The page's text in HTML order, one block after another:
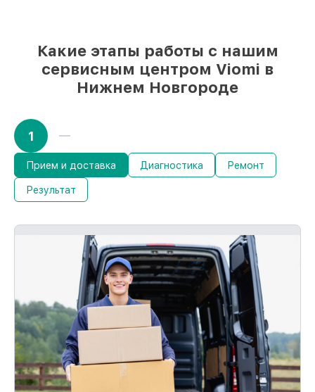
Какие этапы работы с нашим
сервисным центром Viomi в
Нижнем Новгороде
1
Прием и доставка Диагностика Ремонт
Результат